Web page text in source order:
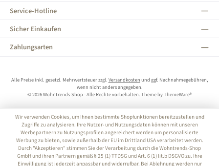
Service-Hotline
Sicher Einkaufen
Zahlungsarten
Alle Preise inkl. gesetzl. Mehrwertsteuer zzgl. Versandkosten und ggf. Nachnahmegebühren,
wenn nicht anders angegeben.
© 2026 Wohntrends-Shop - Alle Rechte vorbehalten. Theme byThemeWare®
Wir verwenden Cookies, um Ihnen bestimmte Shopfunktionen bereitzustellen und
Zugriffe zu analysieren. Ihre Nutzer- und Nutzungsdaten können mit unseren
Werbepartnern zu Nutzungsprofilen angereichert werden um personalisierte
Werbung zu bieten, sowie außerhalb der EU im Drittland USA verarbeitet werden.
Durch "Akzeptieren" stimmen Sie der Verarbeitung durch die Wohntrends-Shop
GmbH und ihren Partnern gemäß § 25 (1) TTDSG und Art. 6 (1) lit.b DSGVO zu. Ihre
Einwilligung ist jederzeit anpassbar und widerrufbar. Bei Ablehnung werden nur